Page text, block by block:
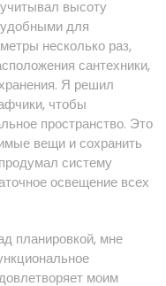
высоту
для
несколько раз,
сантехники,
Я решил
чтобы
пространство. Это
вещи и сохранить
систему
освещение всех
планировкой, мне
моим